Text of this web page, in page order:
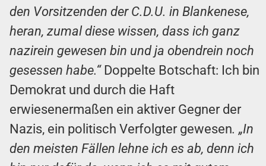
den Vorsitzenden der C.D.U. in Blankenese,
heran, zumal diese wissen, dass ich ganz
nazirein gewesen bin und ja obendrein noch
gesessen habe.“ Doppelte Botschaft: Ich bin
Demokrat und durch die Haft
erwiesenermaßen ein aktiver Gegner der
Nazis, ein politisch Verfolgter gewesen. „In
den meisten Fällen lehne ich es ab, denn ich